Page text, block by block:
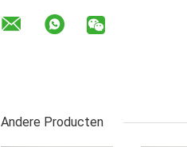
Andere Producten